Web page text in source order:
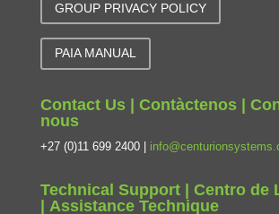
GROUP PRIVACY POLICY
PAIA MANUAL
Contact Us | Contàctenos |
nous
+27 (0)11 699 2400 |
Technical Support | Centro de
| Assistance Technique